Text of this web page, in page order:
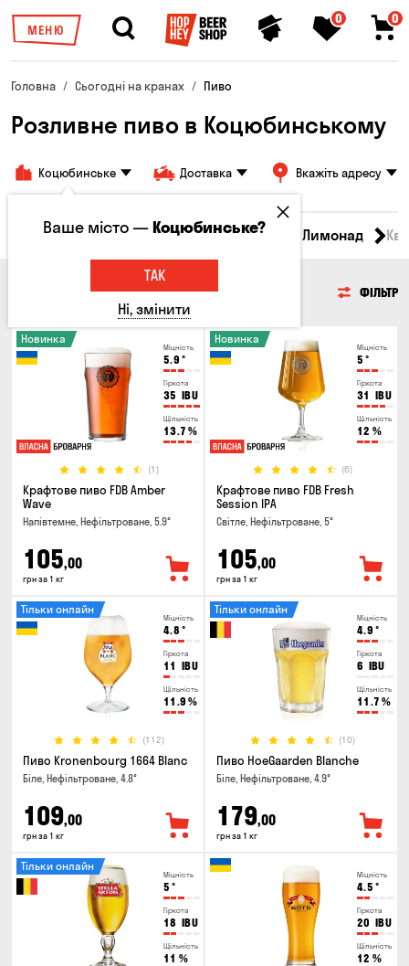
МЕНЮ
0 0
Головна Сьогодні на кранах Пиво
Розливне пиво в Коцюбинському
Коцюбинське Доставка Вкажіть адресу
Всі товари Пиво Сидр Вино Лимонад
ФІЛЬТР
Міцність
5.9 °
Гіркота
35 IBU
Щільність
13.7 %
(1)
Новинка
Крафтове пиво FDB Amber
Wave
Напівтемне, Нефільтроване, 5.9°
105,00
грн за 1 кг
Міцність
5 °
Гіркота
31 IBU
Щільність
12 %
(6)
Новинка
Крафтове пиво FDB Fresh
Session IPA
Світле, Нефільтроване, 5°
105,00
грн за 1 кг
Міцність
4.8 °
Гіркота
11 IBU
Щільність
11.9 %
(112)
Тільки онлайн
Пиво Kronenbourg 1664 Blanc
Біле, Нефільтроване, 4.8°
109,00
грн за 1 кг
Міцність
4.9 °
Гіркота
6 IBU
Щільність
11.7 %
(10)
Тільки онлайн
Пиво HoeGaarden Blanche
Біле, Нефільтроване, 4.9°
179,00
грн за 1 кг
Міцність
5 °
Гіркота
18 IBU
Щільність
11 %
Тільки онлайн
Міцність
4.5 °
Гіркота
20 IBU
Щільність
12 %
Ваше місто —Коцюбинське?
ТАК
Ні, змінити